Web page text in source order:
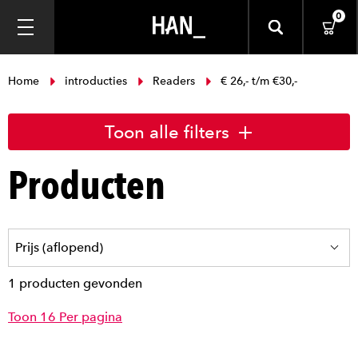
0
Home introducties Readers € 26,- t/m €30,-
Toon alle filters
Producten
1 producten gevonden
Toon 16 Per pagina